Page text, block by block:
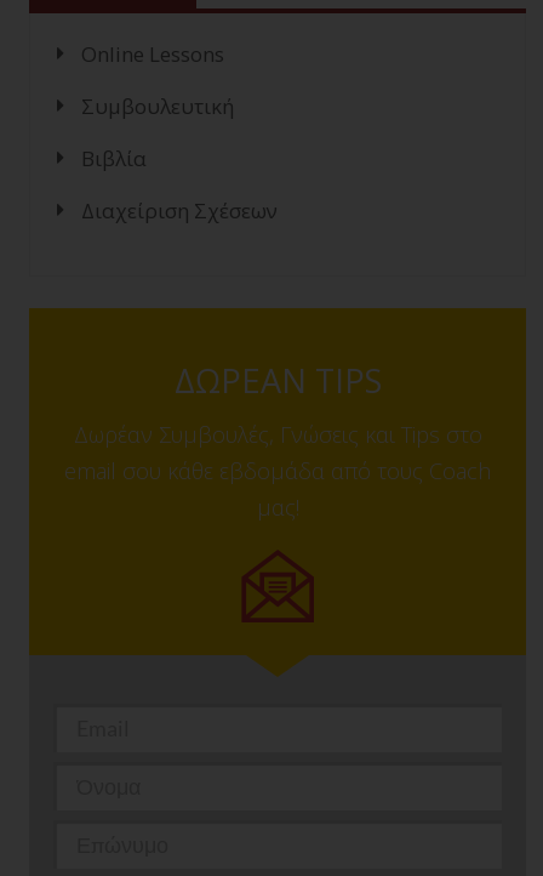
Online Lessons
Συμβουλευτική
Βιβλία
Διαχείριση Σχέσεων
ΔΩΡΕΑΝ TIPS
Δωρέαν Συμβουλές, Γνώσεις και Tips στο
email σου κάθε εβδομάδα από τους Coach
μας!